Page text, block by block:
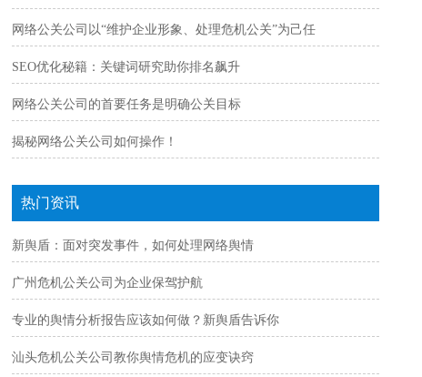
网络公关公司以“维护企业形象、处理危机公关”为己任
SEO优化秘籍：关键词研究助你排名飙升
网络公关公司的首要任务是明确公关目标
揭秘网络公关公司如何操作！
热门资讯
新舆盾：面对突发事件，如何处理网络舆情
广州危机公关公司为企业保驾护航
专业的舆情分析报告应该如何做？新舆盾告诉你
汕头危机公关公司教你舆情危机的应变诀窍